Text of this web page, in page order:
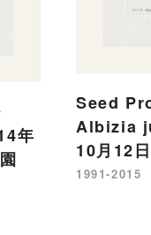
年
Seed
Albizia
10月12
1991-2015